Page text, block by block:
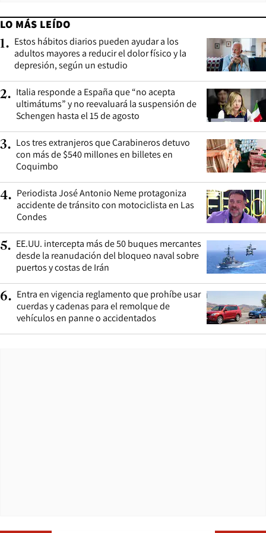
LO MÁS LEÍDO
1. Estos hábitos diarios pueden ayudar a los
adultos mayores a reducir el dolor físico y la
depresión, según un estudio
2. Italia responde a España que “no acepta
ultimátums” y no reevaluará la suspensión de
Schengen hasta el 15 de agosto
3. Los tres extranjeros que Carabineros detuvo
con más de $540 millones en billetes en
Coquimbo
4. Periodista José Antonio Neme protagoniza
accidente de tránsito con motociclista en Las
Condes
5. EE.UU. intercepta más de 50 buques mercantes
desde la reanudación del bloqueo naval sobre
puertos y costas de Irán
6. Entra en vigencia reglamento que prohíbe usar
cuerdas y cadenas para el remolque de
vehículos en panne o accidentados